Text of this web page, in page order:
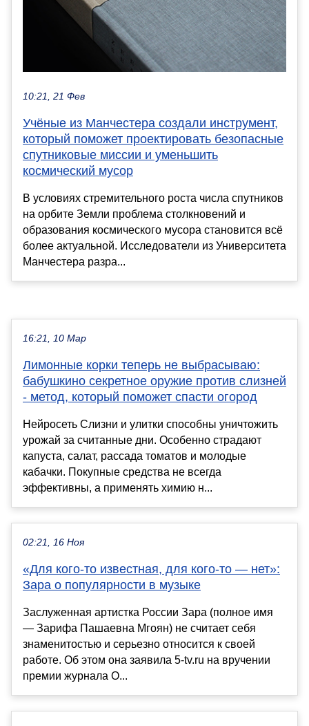
10:21, 21 Фев
Учёные из Манчестера создали инструмент,
который поможет проектировать безопасные
спутниковые миссии и уменьшить
космический мусор
В условиях стремительного роста числа спутников
на орбите Земли проблема столкновений и
образования космического мусора становится всё
более актуальной. Исследователи из Университета
Манчестера разра...
16:21, 10 Мар
Лимонные корки теперь не выбрасываю:
бабушкино секретное оружие против слизней
- метод, который поможет спасти огород
Нейросеть Слизни и улитки способны уничтожить
урожай за считанные дни. Особенно страдают
капуста, салат, рассада томатов и молодые
кабачки. Покупные средства не всегда
эффективны, а применять химию н...
02:21, 16 Ноя
«Для кого-то известная, для кого-то — нет»:
Зара о популярности в музыке
Заслуженная артистка России Зара (полное имя
— Зарифа Пашаевна Мгоян) не считает себя
знаменитостью и серьезно относится к своей
работе. Об этом она заявила 5-tv.ru на вручении
премии журнала О...